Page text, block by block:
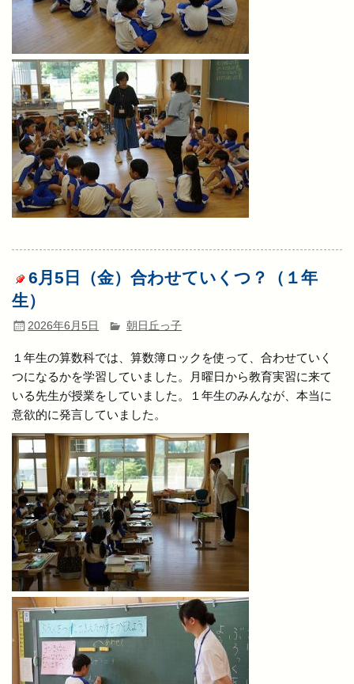
6月5日（金）合わせていくつ？（１年
生）
2026年6月5日 朝日丘っ子
１年生の算数科では、算数簿ロックを使って、合わせていく
つになるかを学習していました。月曜日から教育実習に来て
いる先生が授業をしていました。１年生のみんなが、本当に
意欲的に発言していました。